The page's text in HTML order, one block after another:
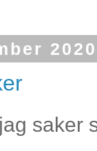
2020
saker